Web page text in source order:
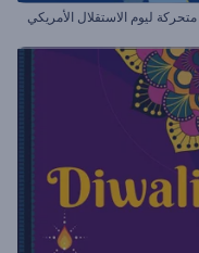
ليوم الاستقلال الأمريكي